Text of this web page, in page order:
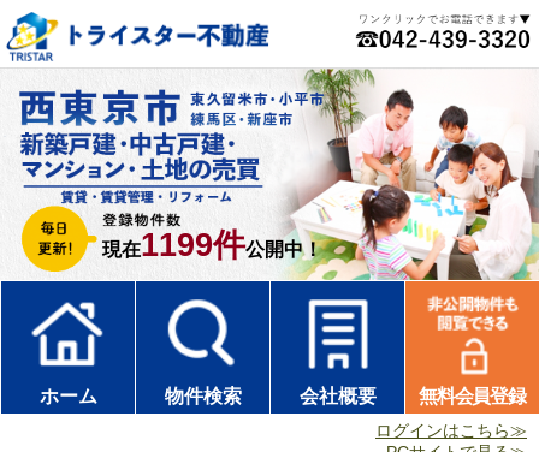
現在1199件公開中！
ホーム 物件検索 会社概要 無料会員登録
ログインはこちら≫